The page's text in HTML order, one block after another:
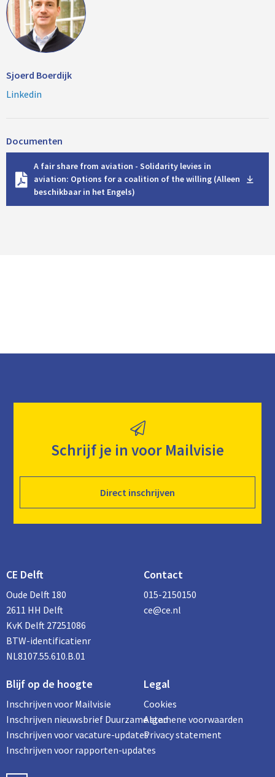
Sjoerd Boerdijk
Linkedin
Documenten
A fair share from aviation - Solidarity levies in
aviation: Options for a coalition of the willing (Alleen
beschikbaar in het Engels)
l
Schrijf je in voor Mailvisie
Direct inschrijven
CE Delft
Oude Delft 180
2611 HH Delft
KvK Delft 27251086
BTW-identificatienr
NL8107.55.610.B.01
Contact
015-2150150
ce@ce.nl
Blijf op de hoogte
Inschrijven voor Mailvisie
Inschrijven nieuwsbrief Duurzame stad
Inschrijven voor vacature-updates
Inschrijven voor rapporten-updates
Legal
Cookies
Algemene voorwaarden
Privacy statement